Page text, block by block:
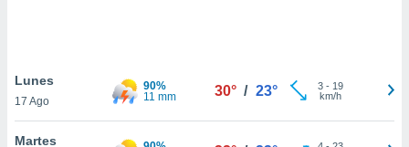
Lunes
17 Ago
90%
11 mm
30° / 23° 3- 19
km/h
Martes